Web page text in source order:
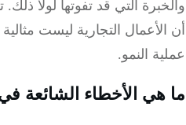
التي قد تفوتها لولا ذلك.
التجارية ليست مثالية
النمو.
الأخطاء الشائعة في